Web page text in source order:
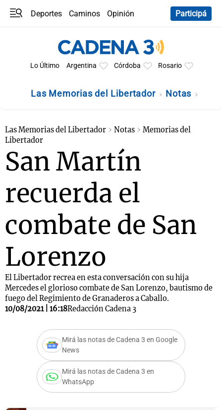
Deportes Caminos
Opinión
Participá
Lo Último Argentina Córdoba Rosario
Las Memorias del Libertador Notas
Las Memorias del Libertador Notas
Memorias del
Libertador
San Martín
recuerda el
combate de San
Lorenzo
El Libertador recrea en esta conversación con su hija
Mercedes el glorioso combate de San Lorenzo, bautismo de
fuego del Regimiento de Granaderos a Caballo.
10/08/2021 | 16:18Redacción Cadena 3
Mirá las notas de Cadena 3 en Google
News
Mirá las notas de Cadena 3 en
WhatsApp